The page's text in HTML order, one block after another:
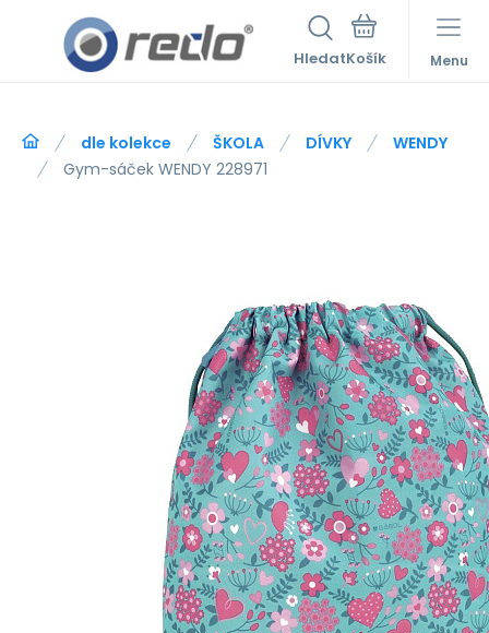
Hledat Menu
dle kolekce ŠKOLA DÍVKY
WENDY
Gym-sáček WENDY 228971